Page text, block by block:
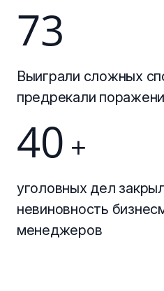
73
Выиграли сложных
предрекали
40 +
уголовных дел
невиновность
менеджеров